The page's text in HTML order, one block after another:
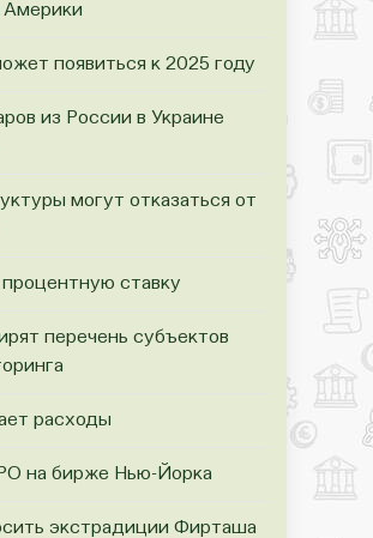
Америки
появиться к 2025 году
из России в Украине
могут отказаться от
ставку
перечень субъектов
расходы
на бирже Нью-Йорка
экстрадиции Фирташа